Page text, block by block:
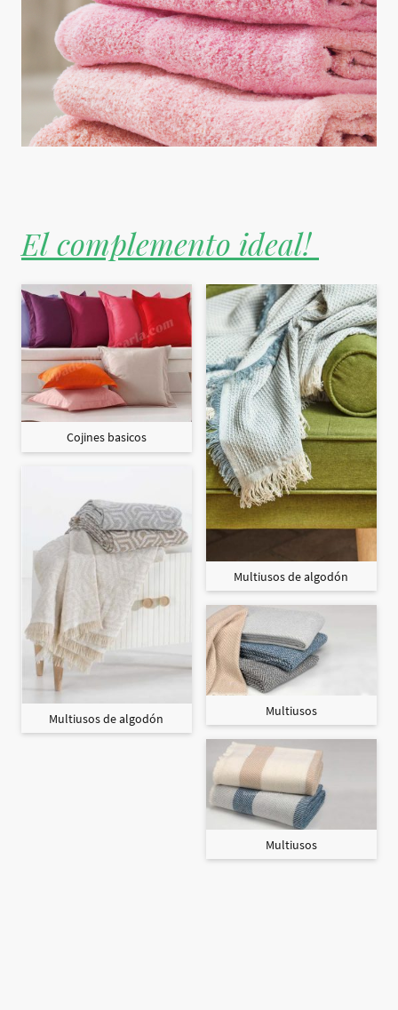
El complemento ideal!
Cojines basicos
Multiusos de algodón
Multiusos de algodón
Multiusos
Multiusos